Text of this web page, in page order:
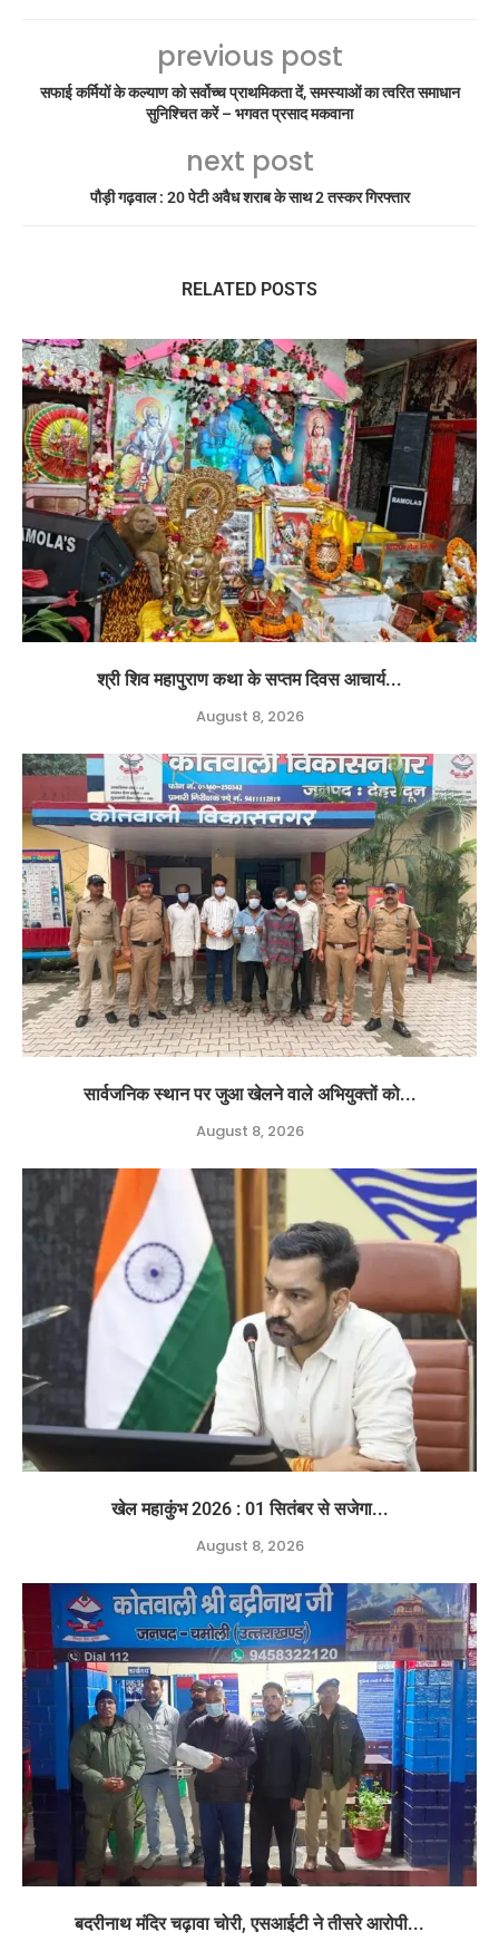
previous post
सफाई कर्मियों के कल्याण को सर्वोच्च प्राथमिकता दें, समस्याओं का त्वरित समाधान
सुनिश्चित करें – भगवत प्रसाद मकवाना
next post
पौड़ी गढ़वाल : 20 पेटी अवैध शराब के साथ 2 तस्कर गिरफ्तार
RELATED POSTS
श्री शिव महापुराण कथा के सप्तम दिवस आचार्य...
August 8, 2026
सार्वजनिक स्थान पर जुआ खेलने वाले अभियुक्तों को...
August 8, 2026
खेल महाकुंभ 2026 : 01 सितंबर से सजेगा...
August 8, 2026
बदरीनाथ मंदिर चढ़ावा चोरी, एसआईटी ने तीसरे आरोपी...